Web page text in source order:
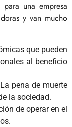
una empresa
y van mucho
que pueden
al beneficio
La pena de muerte
la sociedad.
de operar en el